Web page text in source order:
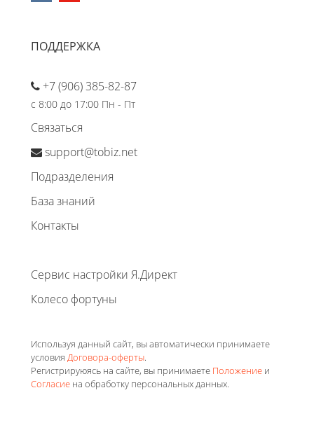
ПОДДЕРЖКА
+7 (906) 385-82-87
с 8:00 до 17:00 Пн - Пт
Связаться
support@tobiz.net
Подразделения
База знаний
Контакты
Сервис настройки Я.Директ
Колесо фортуны
Используя данный сайт, вы автоматически принимаете
условия Договора-оферты.
Регистрируюясь на сайте, вы принимаете Положение и
Согласие на обработку персональных данных.